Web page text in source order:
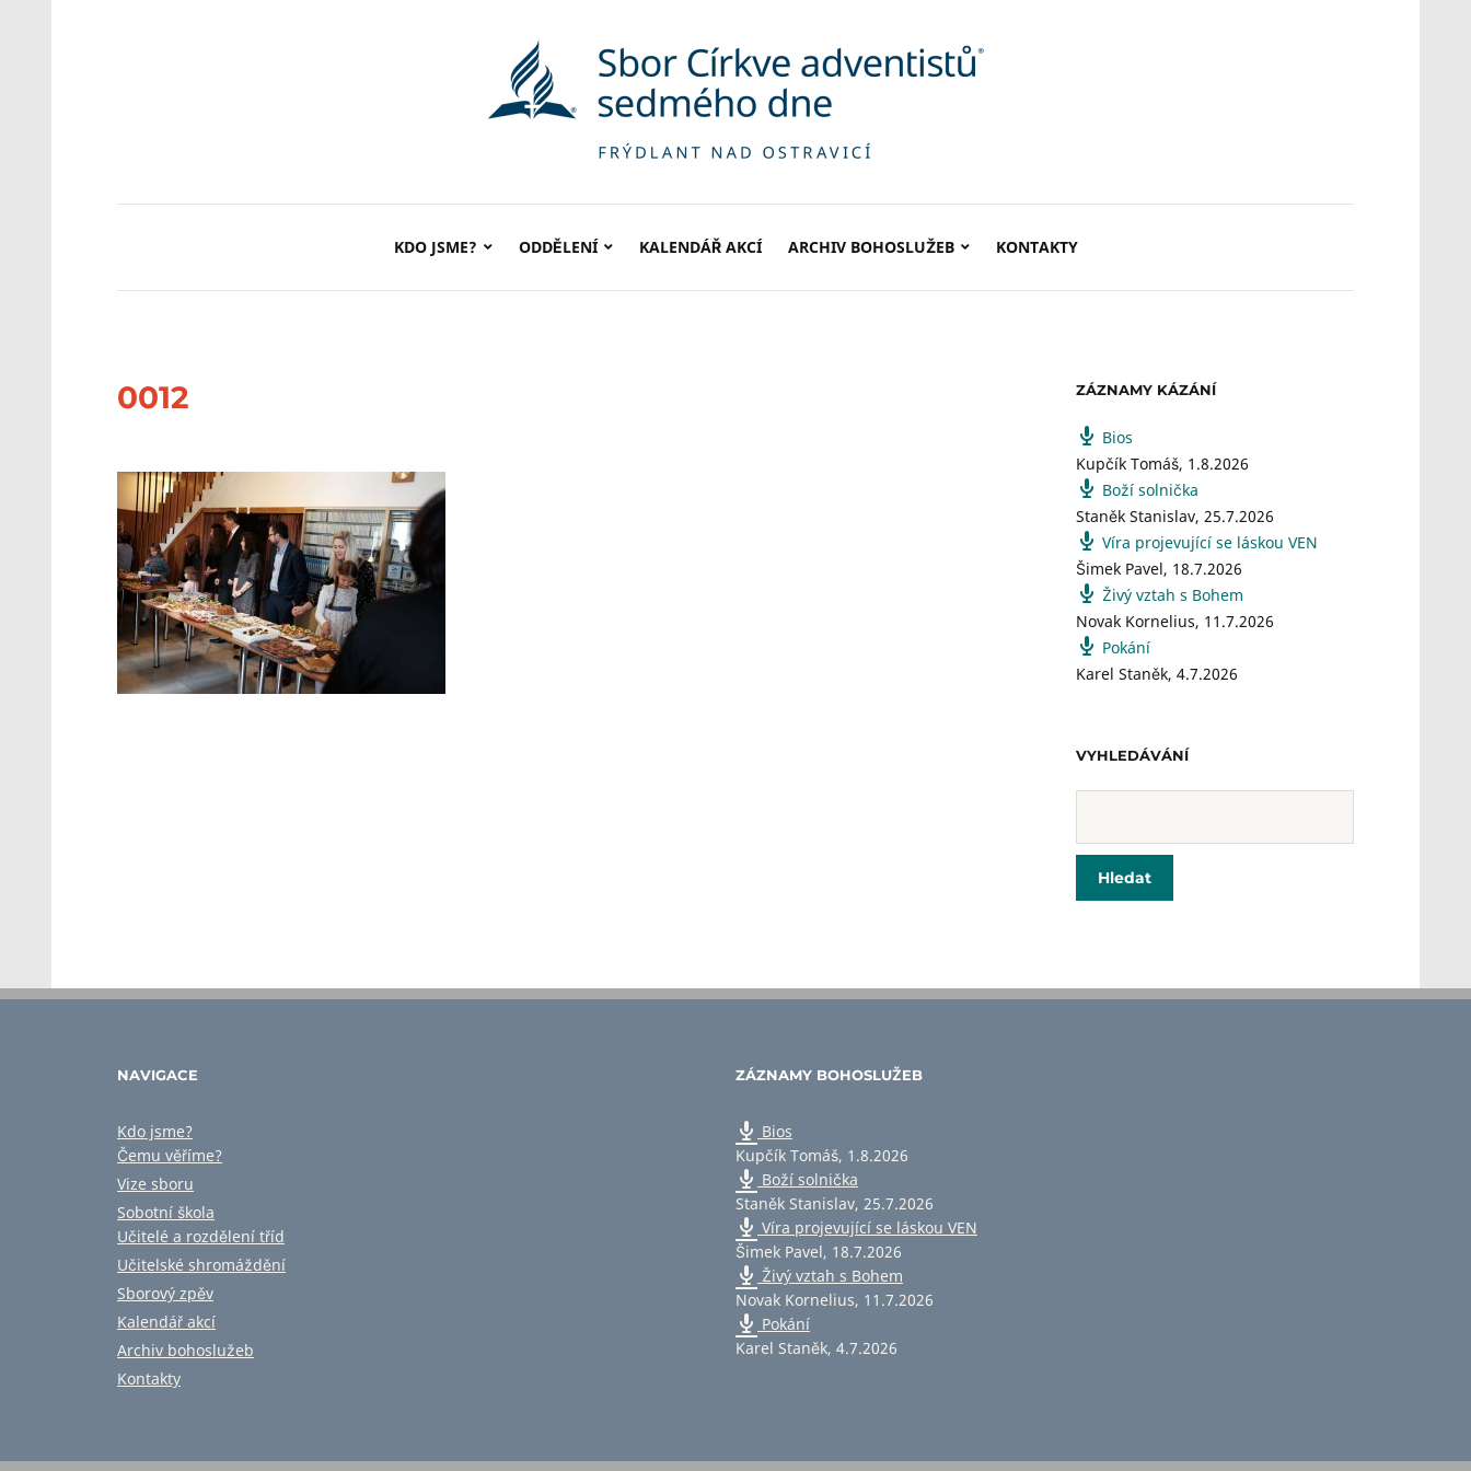
KDO JSME? ODDĚLENÍ KALENDÁŘ AKCÍ ARCHIV BOHOSLUŽEB KONTAKTY
0012 ZÁZNAMY KÁZÁNÍ
Bios
Kupčík Tomáš, 1.8.2026
Boží solnička
Staněk Stanislav,25.7.2026
Víra projevující se láskou VEN
Šimek Pavel, 18.7.2026
Živý vztah s Bohem
Novak Kornelius, 11.7.2026
Pokání
Karel Staněk,4.7.2026
VYHLEDÁVÁNÍ
NAVIGACE
Kdo jsme?
Čemu věříme?
Vize sboru
Sobotní škola
Učitelé a rozdělení tříd
Učitelské shromáždění
Sborový zpěv
Kalendář akcí
Archiv bohoslužeb
Kontakty
ZÁZNAMY BOHOSLUŽEB
Bios
Kupčík Tomáš, 1.8.2026
Boží solnička
Staněk Stanislav, 25.7.2026
Víra projevující se láskou VEN
Šimek Pavel, 18.7.2026
Živý vztah s Bohem
Novak Kornelius, 11.7.2026
Pokání
Karel Staněk, 4.7.2026